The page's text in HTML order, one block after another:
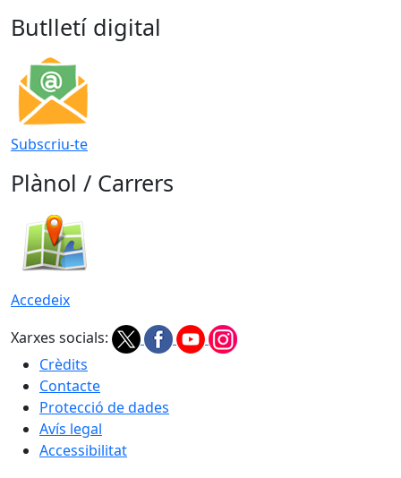
Butlletí digital
Subscriu-te
Plànol / Carrers
Accedeix
Xarxes socials:
Crèdits
Contacte
Protecció de dades
Avís legal
Accessibilitat